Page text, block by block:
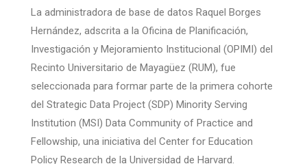
La administradora de base de datos Raquel Borges
Hernández, adscrita a la Oficina de Planificación,
Investigación y Mejoramiento Institucional (OPIMI) del
Recinto Universitario de Mayagüez (RUM), fue
seleccionada para formar parte de la primera cohorte
del Strategic Data Project (SDP) Minority Serving
Institution (MSI) Data Community of Practice and
Fellowship, una iniciativa del Center for Education
Policy Research de la Universidad de Harvard.